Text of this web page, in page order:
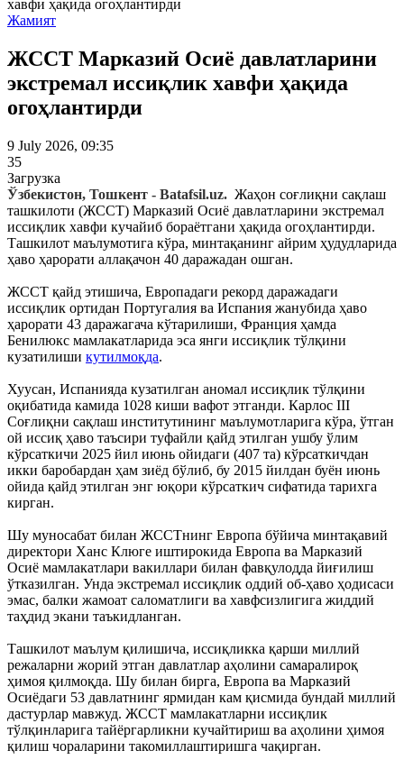
Жамият
ЖССТ Марказий Осиё давлатларини
экстремал иссиқлик хавфи ҳақида
огоҳлантирди
9 July 2026, 09:35
35
Загрузка
Ўзбекистон, Тошкент - Batafsil.uz. Жаҳон соғлиқни сақлаш
ташкилоти (ЖССТ) Марказий Осиё давлатларини экстремал
иссиқлик хавфи кучайиб бораётгани ҳақида огоҳлантирди.
Ташкилот маълумотига кўра, минтақанинг айрим ҳудудларида
ҳаво ҳарорати аллақачон 40 даражадан ошган.
ЖССТ қайд этишича, Европадаги рекорд даражадаги
иссиқлик ортидан Португалия ва Испания жанубида ҳаво
ҳарорати 43 даражагача кўтарилиши, Франция ҳамда
Бенилюкс мамлакатларида эса янги иссиқлик тўлқини
кузатилиши кутилмоқда.
Хуусан, Испанияда кузатилган аномал иссиқлик тўлқини
оқибатида камида 1028 киши вафот этганди. Карлос III
Соғлиқни сақлаш институтининг маълумотларига кўра, ўтган
ой иссиқ ҳаво таъсири туфайли қайд этилган ушбу ўлим
кўрсаткичи 2025 йил июнь ойидаги (407 та) кўрсаткичдан
икки баробардан ҳам зиёд бўлиб, бу 2015 йилдан буён июнь
ойида қайд этилган энг юқори кўрсаткич сифатида тарихга
кирган.
Шу муносабат билан ЖССТнинг Европа бўйича минтақавий
директори Ханс Клюге иштирокида Европа ва Марказий
Осиё мамлакатлари вакиллари билан фавқулодда йиғилиш
ўтказилган. Унда экстремал иссиқлик оддий об-ҳаво ҳодисаси
эмас, балки жамоат саломатлиги ва хавфсизлигига жиддий
таҳдид экани таъкидланган.
Ташкилот маълум қилишича, иссиқликка қарши миллий
режаларни жорий этган давлатлар аҳолини самаралироқ
ҳимоя қилмоқда. Шу билан бирга, Европа ва Марказий
Осиёдаги 53 давлатнинг ярмидан кам қисмида бундай миллий
дастурлар мавжуд. ЖССТ мамлакатларни иссиқлик
тўлқинларига тайёргарликни кучайтириш ва аҳолини ҳимоя
қилиш чораларини такомиллаштиришга чақирган.